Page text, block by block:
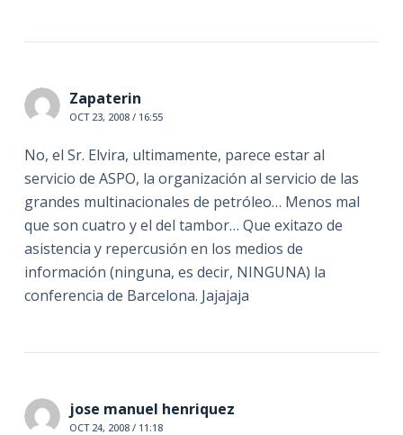
Zapaterin
OCT 23, 2008 / 16:55
No, el Sr. Elvira, ultimamente, parece estar al
servicio de ASPO, la organización al servicio de las
grandes multinacionales de petróleo… Menos mal
que son cuatro y el del tambor… Que exitazo de
asistencia y repercusión en los medios de
información (ninguna, es decir, NINGUNA) la
conferencia de Barcelona. Jajajaja
jose manuel henriquez
OCT 24, 2008 / 11:18